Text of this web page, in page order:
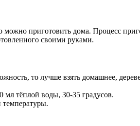
приготовить дома. Процесс
своими руками.
то лучше взять домашнее,
тёплой воды, 30-35 градусов.